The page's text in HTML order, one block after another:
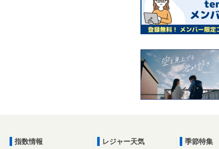
指数情報
レジャー天気
季節特集